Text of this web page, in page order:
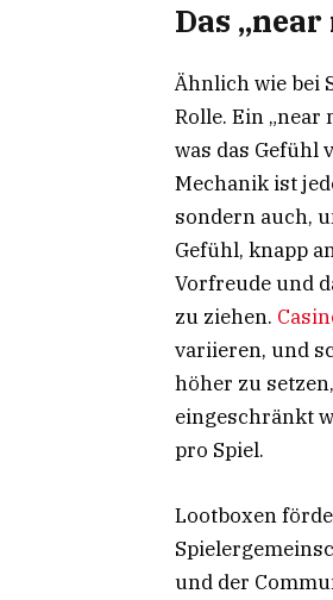
Das
Ähnlich wie bei
Rolle. Ein
was das Gefühl
Mechanik ist
sondern auch,
Gefühl, knapp
Vorfreude und
zu ziehen.
variieren, und
höher zu
eingeschränkt
pro Spiel.
Lootboxen
und der